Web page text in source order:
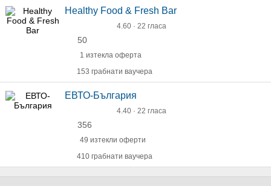
Healthy Food & Fresh Bar
4.60 · 22 гласа
50
1 изтекла оферта
153 грабнати ваучера
ЕВТО-България
4.40 · 22 гласа
356
49 изтекли оферти
410 грабнати ваучера